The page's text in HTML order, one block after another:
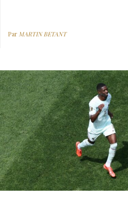
ParMARTIN BETANT